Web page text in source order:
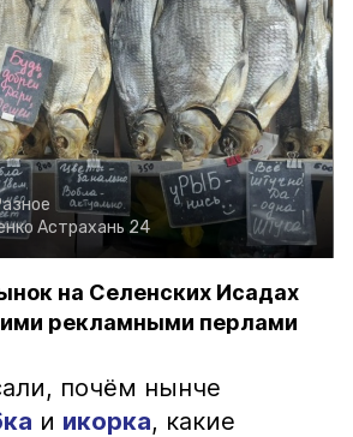
Астрахань 24
на Селенских Исадах
рекламными перлами
почём нынче
и икорка, какие